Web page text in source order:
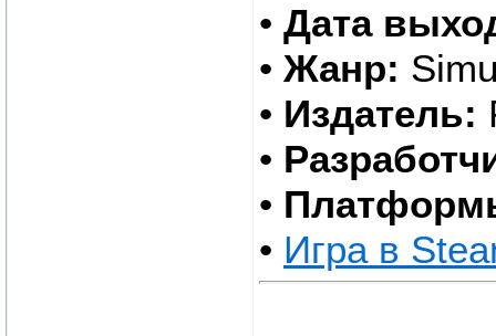
• Дата
• Жанр:
• Издатель:
•
•
• Игра в